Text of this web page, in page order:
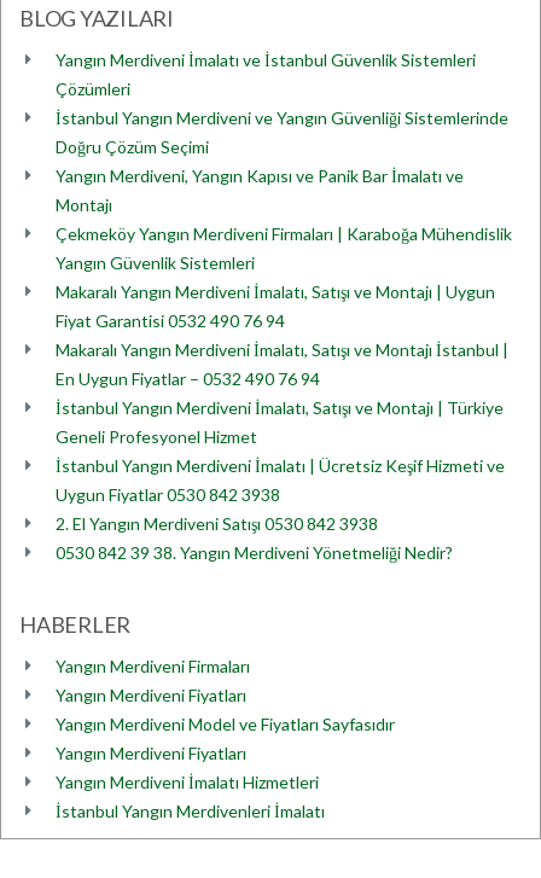
BLOG YAZILARI
Yangın Merdiveni İmalatı ve İstanbul Güvenlik Sistemleri
Çözümleri
İstanbul Yangın Merdiveni ve Yangın Güvenliği Sistemlerinde
Doğru Çözüm Seçimi
Yangın Merdiveni, Yangın Kapısı ve Panik Bar İmalatı ve
Montajı
Çekmeköy Yangın Merdiveni Firmaları | Karaboğa Mühendislik
Yangın Güvenlik Sistemleri
Makaralı Yangın Merdiveni İmalatı, Satışı ve Montajı | Uygun
Fiyat Garantisi 0532 490 76 94
Makaralı Yangın Merdiveni İmalatı, Satışı ve Montajı İstanbul |
En Uygun Fiyatlar – 0532 490 76 94
İstanbul Yangın Merdiveni İmalatı, Satışı ve Montajı | Türkiye
Geneli Profesyonel Hizmet
İstanbul Yangın Merdiveni İmalatı | Ücretsiz Keşif Hizmeti ve
Uygun Fiyatlar 0530 842 3938
2. El Yangın Merdiveni Satışı 0530 842 3938
0530 842 39 38. Yangın Merdiveni Yönetmeliği Nedir?
HABERLER
Yangın Merdiveni Firmaları
Yangın Merdiveni Fiyatları
Yangın Merdiveni Model ve Fiyatları Sayfasıdır
Yangın Merdiveni Fiyatları
Yangın Merdiveni İmalatı Hizmetleri
İstanbul Yangın Merdivenleri İmalatı